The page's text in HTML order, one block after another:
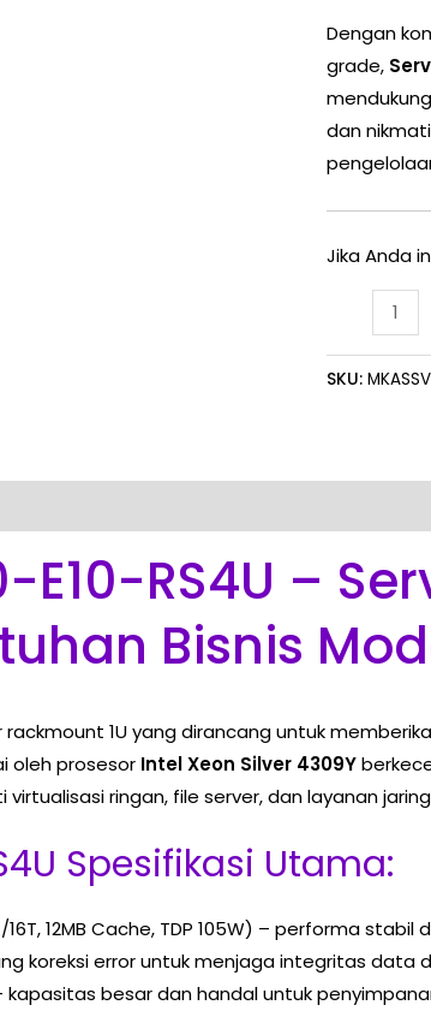
Dengan
grade,
dan
Jika Anda
SKU:
E10-RS4U –
Bisnis
rackmount 1U yang dirancang untuk
oleh prosesor Intel Xeon Silver 4309Y
ringan, file server, dan layanan
Spesifikasi Utama:
16T, 12MB Cache, TDP 105W) – performa
koreksi error untuk menjaga integritas
– kapasitas besar dan handal untuk